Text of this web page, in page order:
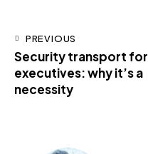
PREVIOUS
Security transport for
executives: why it’s a
necessity